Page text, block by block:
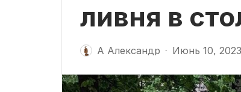
ливня в
А Александр - Июнь 10, 2023